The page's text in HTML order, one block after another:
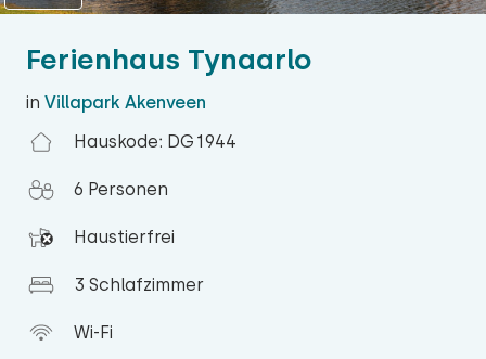
Ferienhaus Tynaarlo
in Villapark Akenveen
Hauskode: DG1944
6 Personen
Haustierfrei
3 Schlafzimmer
Wi-Fi